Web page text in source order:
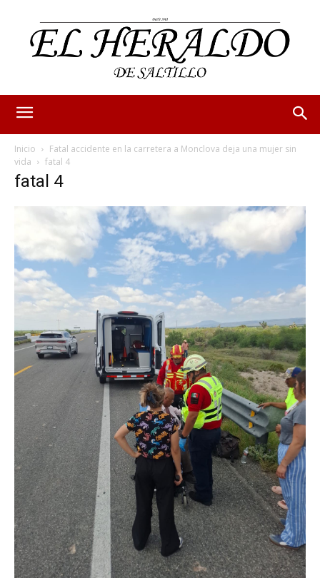
Inicio
Fatal accidente en la carretera a Monclova deja una mujer sin
vida
fatal 4
fatal 4